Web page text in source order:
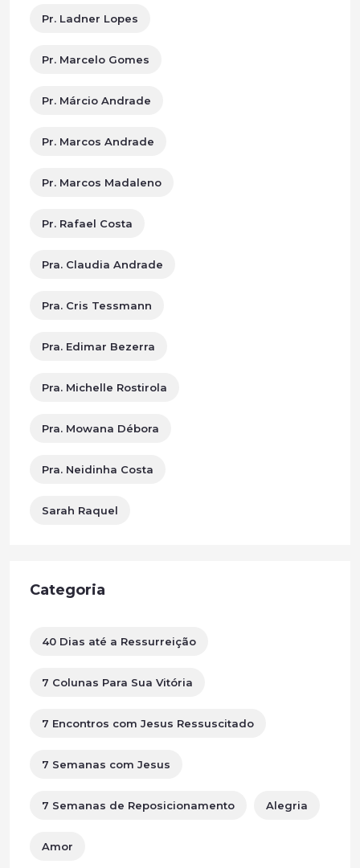
Pr. Ladner Lopes
Pr. Marcelo Gomes
Pr. Márcio Andrade
Pr. Marcos Andrade
Pr. Marcos Madaleno
Pr. Rafael Costa
Pra. Claudia Andrade
Pra. Cris Tessmann
Pra. Edimar Bezerra
Pra. Michelle Rostirola
Pra. Mowana Débora
Pra. Neidinha Costa
Sarah Raquel
Categoria
40 Dias até a Ressurreição
7 Colunas Para Sua Vitória
7 Encontros com Jesus Ressuscitado
7 Semanas com Jesus
7 Semanas de Reposicionamento Alegria
Amor